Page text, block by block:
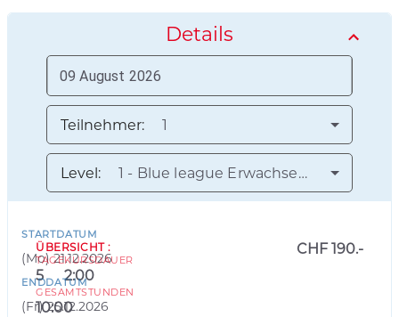
Details
Teilnehmer: 1
Level: 1 - Blue league Erwachsene
STARTDATUM
(Mo) 21.12.2026
ENDDATUM
(Fr) 25.12.2026
ÜBERSICHT :
TAGE
5
KURSDAUER
2:00
GESAMTSTUNDEN
10:00
CHF 190.-